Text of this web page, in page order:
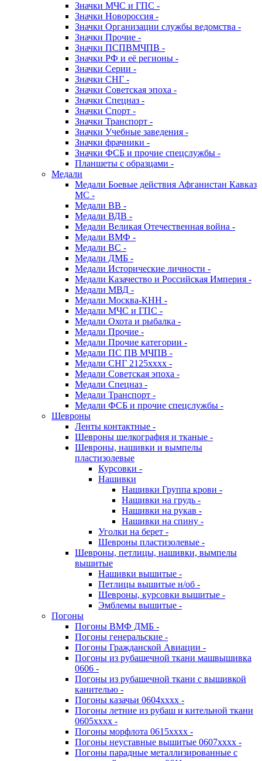
Значки МЧС и ГПС -
Значки Новороссия -
Значки Организации службы ведомства -
Значки Прочие -
Значки ПСПВМЧПВ -
Значки РФ и её регионы -
Значки Серии -
Значки СНГ -
Значки Советская эпоха -
Значки Спецназ -
Значки Спорт -
Значки Транспорт -
Значки Учебные заведения -
Значки фрачники -
Значки ФСБ и прочие спецслужбы -
Планшеты с образцами -
Медали
Медали Боевые действия Афганистан Кавказ
МС -
Медали ВВ -
Медали ВДВ -
Медали Великая Отечественная война -
Медали ВМФ -
Медали ВС -
Медали ДМБ -
Медали Исторические личности -
Медали Казачество и Российская Империя -
Медали МВД -
Медали Москва-КНН -
Медали МЧС и ГПС -
Медали Охота и рыбалка -
Медали Прочие -
Медали Прочие категории -
Медали ПС ПВ МЧПВ -
Медали СНГ 2125хххх -
Медали Советская эпоха -
Медали Спецназ -
Медали Транспорт -
Медали ФСБ и прочие спецслужбы -
Шевроны
Ленты контактные -
Шевроны шелкография и тканые -
Шевроны, нашивки и вымпелы
пластизолевые
Курсовки -
Нашивки
Нашивки Группа крови -
Нашивки на грудь -
Нашивки на рукав -
Нашивки на спину -
Уголки на берет -
Шевроны пластизолевые -
Шевроны, петлицы, нашивки, вымпелы
вышитые
Нашивки вышитые -
Петлицы вышитые н/об -
Шевроны, курсовки вышитые -
Эмблемы вышитые -
Погоны
Погоны ВМФ ДМБ -
Погоны генеральские -
Погоны Гражданской Авиации -
Погоны из рубашечной ткани машвышивка
0606 -
Погоны из рубашечной ткани с вышивкой
канителью -
Погоны казачьи 0604хххх -
Погоны летние из рубаш и кительной ткани
0605хххх -
Погоны морфлота 0615хххх -
Погоны неуставные вышитые 0607хххх -
Погоны парадные металлизированные с